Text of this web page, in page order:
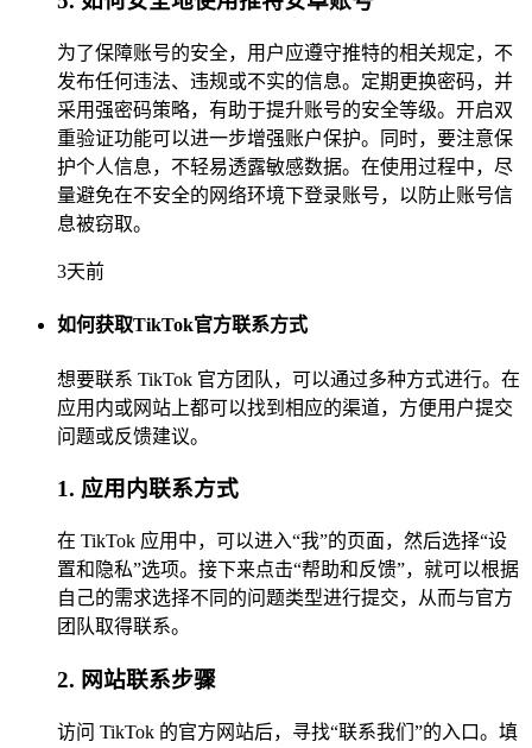
为了保障账号的安全，用户应遵守推特的相关规定，不
发布任何违法、违规或不实的信息。定期更换密码，并
采用强密码策略，有助于提升账号的安全等级。开启双
重验证功能可以进一步增强账户保护。同时，要注意保
护个人信息，不轻易透露敏感数据。在使用过程中，尽
量避免在不安全的网络环境下登录账号，以防止账号信
息被窃取。
3天前
如何获取TikTok官方联系方式
想要联系 TikTok 官方团队，可以通过多种方式进行。在
应用内或网站上都可以找到相应的渠道，方便用户提交
问题或反馈建议。
1. 应用内联系方式
在 TikTok 应用中，可以进入“我”的页面，然后选择“设
置和隐私”选项。接下来点击“帮助和反馈”，就可以根据
自己的需求选择不同的问题类型进行提交，从而与官方
团队取得联系。
2. 网站联系步骤
访问 TikTok 的官方网站后，寻找“联系我们”的入口。填